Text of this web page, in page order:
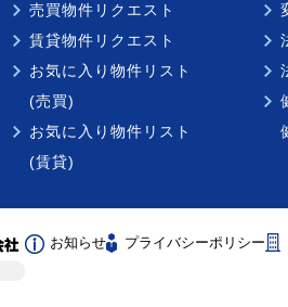
売買物件リクエスト
賃貸物件リクエスト
お気に入り物件リスト
(売買)
お気に入り物件リスト
(賃貸)
お知らせ プライバシーポリシー